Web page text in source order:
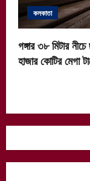
কলকাতা
গঙ্গার ৩৮ মিটার
হাজার কোটির মেগা